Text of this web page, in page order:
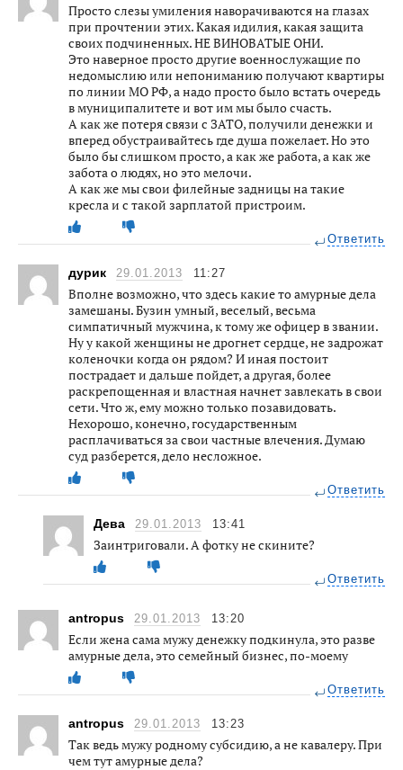
Просто слезы умиления наворачиваются на глазах
при прочтении этих. Какая идилия, какая защита
своих подчиненных. НЕ ВИНОВАТЫЕ ОНИ.
Это наверное просто другие военнослужащие по
недомыслию или непониманию получают квартиры
по линии МО РФ, а надо просто было встать очередь
в муниципалитете и вот им мы было счасть.
А как же потеря связи с ЗАТО, получили денежки и
вперед обустраивайтесь где душа пожелает. Но это
было бы слишком просто, а как же работа, а как же
забота о людях, но это мелочи.
А как же мы свои филейные задницы на такие
кресла и с такой зарплатой пристроим.
Ответить
дурик 29.01.2013 11:27
Вполне возможно, что здесь какие то амурные дела
замешаны. Бузин умный, веселый, весьма
симпатичный мужчина, к тому же офицер в звании.
Ну у какой женщины не дрогнет сердце, не задрожат
коленочки когда он рядом? И иная постоит
пострадает и дальше пойдет, а другая, более
раскрепощенная и властная начнет завлекать в свои
сети. Что ж, ему можно только позавидовать.
Нехорошо, конечно, государственным
расплачиваться за свои частные влечения. Думаю
суд разберется, дело несложное.
Ответить
Дева 29.01.2013 13:41
Заинтриговали. А фотку не скините?
Ответить
antropus 29.01.2013 13:20
Если жена сама мужу денежку подкинула, это разве
амурные дела, это семейный бизнес, по-моему
Ответить
antropus 29.01.2013 13:23
Так ведь мужу родному субсидию, а не кавалеру. При
чем тут амурные дела?